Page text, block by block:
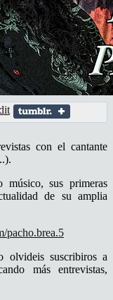
con el cantante
músico, sus primeras
de su amplia
pacho.brea.5
olvideis suscribiros a
más entrevistas,